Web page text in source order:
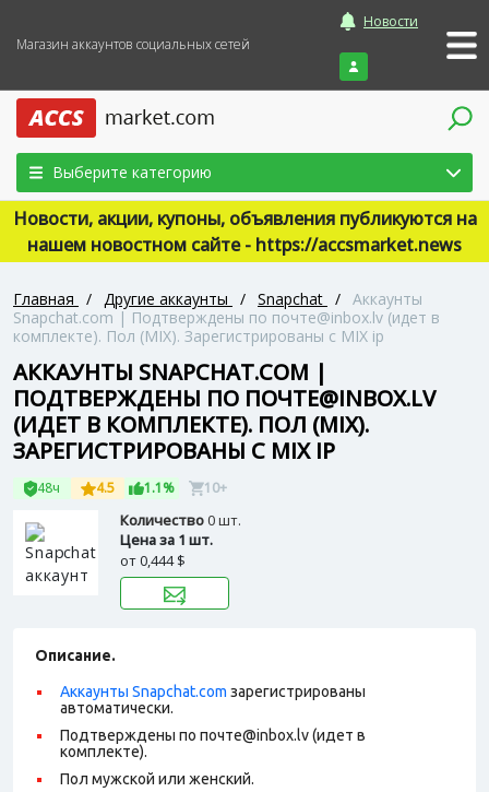
Магазин аккаунтов социальных сетей
Новости
Войти
Выберите категорию
Новости, акции, купоны, объявления публикуются на
нашем новостном сайте - https://accsmarket.news
Главная / Другие аккаунты / Snapchat / Аккаунты
Snapchat.com | Подтверждены по почте@inbox.lv (идет в
комплекте). Пол (MIX). Зарегистрированы с MIX ip
АККАУНТЫ SNAPCHAT.COM |
ПОДТВЕРЖДЕНЫ ПО ПОЧТЕ@INBOX.LV
(ИДЕТ В КОМПЛЕКТЕ). ПОЛ (MIX).
ЗАРЕГИСТРИРОВАНЫ С MIX IP
48ч 4.5 1.1% 10+
Количество0 шт.
Цена за 1 шт.
от0,444 $
Описание.
Аккаунты Snapchat.com зарегистрированы
автоматически.
Подтверждены по почте@inbox.lv (идет в
комплекте).
Пол мужской или женский.